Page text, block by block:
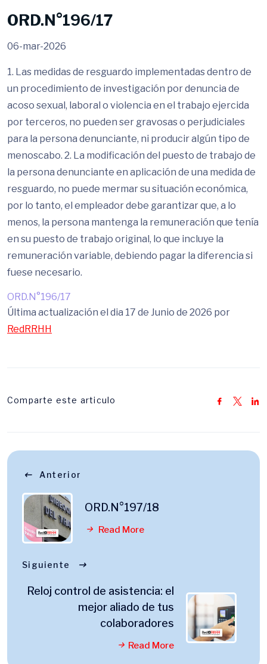
ORD.N°196/17
06-mar-2026
1. Las medidas de resguardo implementadas dentro de
un procedimiento de investigación por denuncia de
acoso sexual, laboral o violencia en el trabajo ejercida
por terceros, no pueden ser gravosas o perjudiciales
para la persona denunciante, ni producir algún tipo de
menoscabo. 2. La modificación del puesto de trabajo de
la persona denunciante en aplicación de una medida de
resguardo, no puede mermar su situación económica,
por lo tanto, el empleador debe garantizar que, a lo
menos, la persona mantenga la remuneración que tenía
en su puesto de trabajo original, lo que incluye la
remuneración variable, debiendo pagar la diferencia si
fuese necesario.
ORD.N°196/17
Última actualización el dia 17 de Junio de 2026 por
RedRRHH
Comparte este articulo
Anterior
ORD.N°197/18
Read More
Siguiente
Reloj control de asistencia: el
mejor aliado de tus
colaboradores
Read More